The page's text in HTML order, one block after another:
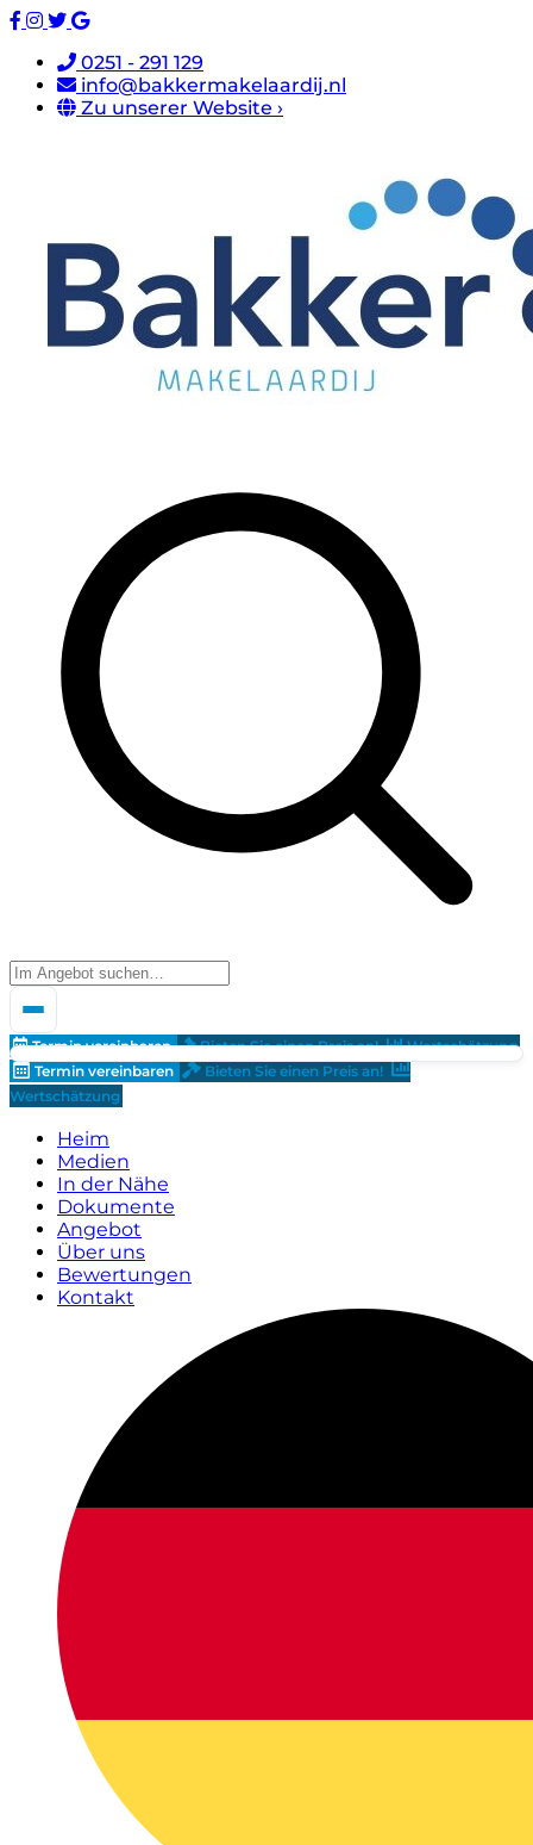
0251 - 291 129
info@bakkermakelaardij.nl
Zu unserer Website ›
Termin vereinbaren Bieten Sie einen Preis an!
Wertschätzung
Termin vereinbaren
Bieten Sie einen Preis an!
Wertschätzung
Heim
Medien
In der Nähe
Dokumente
Angebot
Über uns
Bewertungen
Kontakt